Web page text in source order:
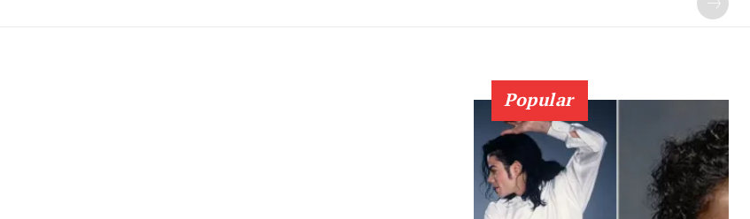
Popular